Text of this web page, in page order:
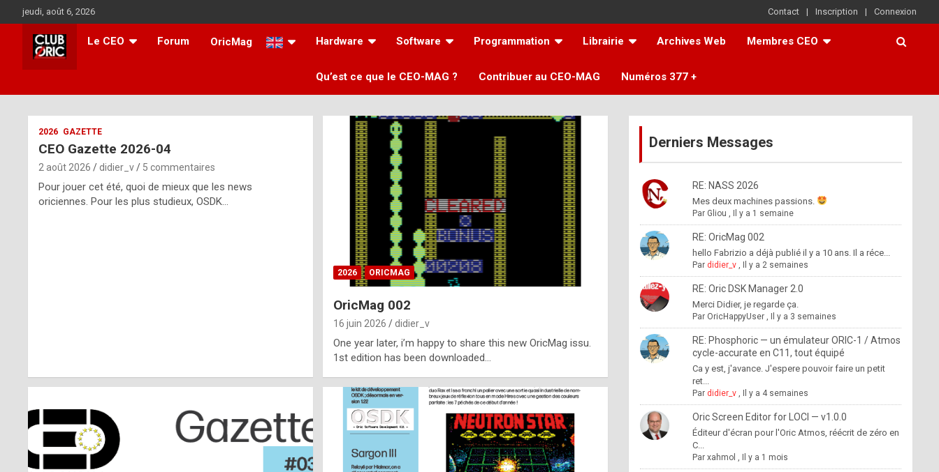
au
contenu
jeudi, août 6, 2026 Contact Inscription Connexion
Le CEO Forum OricMag Hardware Software Programmation Librairie Archives Web Membres CEO
Qu’est ce que le CEO-MAG ? Contribuer au CEO-MAG Numéros 377 +
ff
2026 GAZETTE
CEO Gazette 2026-04
2 août 2026 didier_v 5 commentaires
Pour jouer cet été, quoi de mieux que les news
oriciennes. Pour les plus studieux, OSDK…
2026 ORICMAG
OricMag 002
16 juin 2026 didier_v
One year later, i’m happy to share this new OricMag issu.
1st edition has been downloaded…
Derniers Messages
RE: NASS 2026
Mes deux machines passions.
Par Gliou , Il y a 1 semaine
RE: OricMag 002
hello Fabrizio a déjà publié il y a 10 ans. Il a réce...
Par didier_v, Il y a 2 semaines
RE: Oric DSK Manager 2.0
Merci Didier, je regarde ça.
Par OricHappyUser, Il y a 3 semaines
RE: Phosphoric — un émulateur ORIC-1 / Atmos
cycle-accurate en C11, tout équipé
Ca y est, j'avance. J'espere pouvoir faire un petit
ret...
Par didier_v, Il y a 4 semaines
Oric Screen Editor for LOCI — v1.0.0
Éditeur d'écran pour l'Oric Atmos, réécrit de zéro en
C...
Par xahmol , Il y a 1 mois